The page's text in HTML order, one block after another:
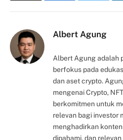
Albert Agung
Albert Agung adalah
berfokus pada
dan aset crypto.
mengenai Crypto,
berkomitmen untuk
relevan bagi investor
menghadirkan
dipahami, dan